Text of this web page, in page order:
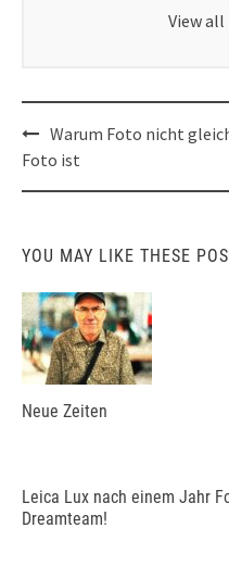
View
Post
navigation
Warum Foto nicht
Foto ist
YOU MAY LIKE THESE
Neue Zeiten
Leica Lux nach einem Jahr
Dreamteam!